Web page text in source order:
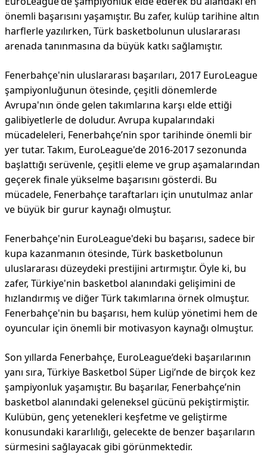
önemli başarısını yaşamıştır. Bu zafer, kulüp tarihine altın
harflerle yazılırken, Türk basketbolunun uluslararası
arenada tanınmasına da büyük katkı sağlamıştır.
Fenerbahçe'nin uluslararası başarıları, 2017 EuroLeague
şampiyonluğunun ötesinde, çeşitli dönemlerde
Avrupa'nın önde gelen takımlarına karşı elde ettiği
galibiyetlerle de doludur. Avrupa kupalarındaki
mücadeleleri, Fenerbahçe’nin spor tarihinde önemli bir
yer tutar. Takım, EuroLeague'de 2016-2017 sezonunda
başlattığı serüvenle, çeşitli eleme ve grup aşamalarından
geçerek finale yükselme başarısını gösterdi. Bu
mücadele, Fenerbahçe taraftarları için unutulmaz anlar
ve büyük bir gurur kaynağı olmuştur.
Fenerbahçe'nin EuroLeague'deki bu başarısı, sadece bir
kupa kazanmanın ötesinde, Türk basketbolunun
uluslararası düzeydeki prestijini artırmıştır. Öyle ki, bu
zafer, Türkiye'nin basketbol alanındaki gelişimini de
hızlandırmış ve diğer Türk takımlarına örnek olmuştur.
Fenerbahçe'nin bu başarısı, hem kulüp yönetimi hem de
oyuncular için önemli bir motivasyon kaynağı olmuştur.
Son yıllarda Fenerbahçe, EuroLeague’deki başarılarının
yanı sıra, Türkiye Basketbol Süper Ligi’nde de birçok kez
şampiyonluk yaşamıştır. Bu başarılar, Fenerbahçe’nin
basketbol alanındaki geleneksel gücünü pekiştirmiştir.
Kulübün, genç yetenekleri keşfetme ve geliştirme
konusundaki kararlılığı, gelecekte de benzer başarıların
sürmesini sağlayacak gibi görünmektedir.